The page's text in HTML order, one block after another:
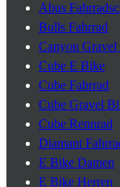
Abus
Bulls Fahrrad
Canyon
Cube E Bike
Cube Fahrrad
Cube Gravel
Cube Rennrad
Diamant
E Bike Damen
E Bike Herren